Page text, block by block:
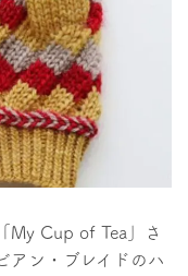
My Cup of Tea」さ
アン・ブレイドのハ